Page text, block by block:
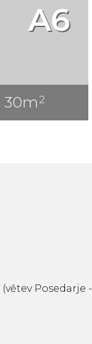
A6
30m 2
Posedarje -